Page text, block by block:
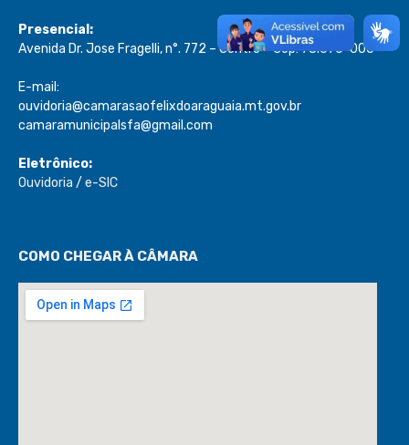
Presencial:
Avenida Dr. Jose Fragelli, n°. 772 – Centro – Cep: 78.670-000
E-mail:
ouvidoria@camarasaofelixdoaraguaia.mt.gov.br
camaramunicipalsfa@gmail.com
Eletrônico:
Ouvidoria / e-SIC
COMO CHEGAR À CÂMARA